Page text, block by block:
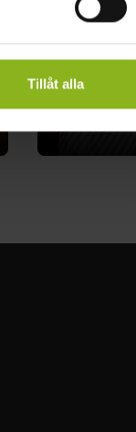
Tillåt alla